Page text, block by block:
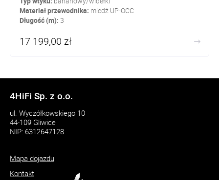
Materiał przewodnika: miedź UP-OCC
Długość (m): 3
17 199,00 zł
4HiFi Sp. z o.o.
ul. Wyczółkowskiego 10
44-109 Gliwice
NIP: 6312647128
Mapa dojazdu
Kontakt